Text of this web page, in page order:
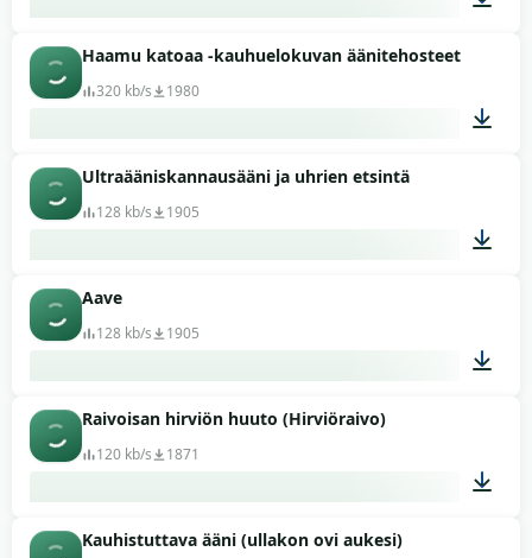
00:15
Haamu katoaa -kauhuelokuvan äänitehosteet
320 kb/s 1980
Ultraääniskannausääni ja uhrien etsintä
128 kb/s 1905
Aave
128 kb/s 1905
Raivoisan hirviön huuto (Hirviöraivo)
120 kb/s 1871
Kauhistuttava ääni (ullakon ovi aukesi)